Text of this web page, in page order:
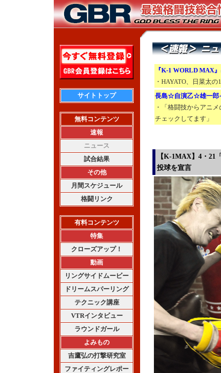
サイトトップ
無料コンテンツ
速報
ニュース
試合結果
その他
月間スケジュール
格闘リンク
有料コンテンツ
特集
クローズアップ！
動画
リングサイドムービー
ドリームスパーリング
テクニック講座
VTRインタビュー
ラウンドガール
よみもの
吉鷹弘の打撃研究室
ファイティングレポー
『K-1 WORLD MAX
・HAYATO、日菜太
長島☆自演乙☆雄一郎
・「格闘技からアニ
チェックしてます」
【K-1MAX】4・21
投球を宣言